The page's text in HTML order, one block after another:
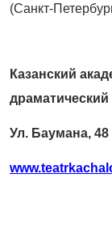
(Санкт-
Казанский
Ул. Баумана, 48